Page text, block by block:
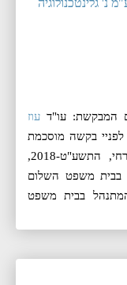
המבקשת: עו"ד עוז
עו"ד מאי כספי-קורבין החלטה 1. לפניי בקשה מוסכמת
לפי תקנה 40(ב) לתקנות סדר הדין האזרחי, התשע"ט-2018,
4479-04-22 המתנהל בבית משפט השלום
עם הדיון בת"א 62413-12-21 המתנהל בבית משפט